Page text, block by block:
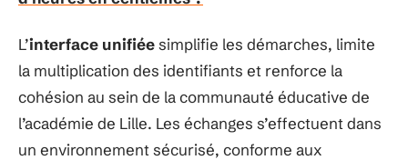
L’interface unifiéesimplifie les démarches, limite
la multiplication des identifiants et renforce la
cohésion au sein de la communauté éducative de
l’académie de Lille. Les échanges s’effectuent dans
un environnement sécurisé, conforme aux